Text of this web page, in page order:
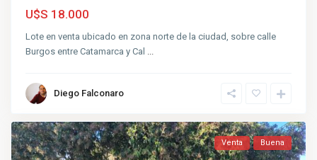
U$S 18.000
Lote en venta ubicado en zona norte de la ciudad, sobre calle
Burgos entre Catamarca y Cal
Diego Falconaro
Venta Buena